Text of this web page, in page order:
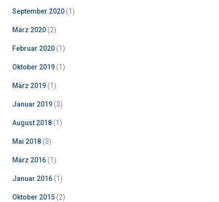
September 2020 (1)
März 2020 (2)
Februar 2020 (1)
Oktober 2019 (1)
März 2019 (1)
Januar 2019 (3)
August 2018 (1)
Mai 2018 (3)
März 2016 (1)
Januar 2016 (1)
Oktober 2015 (2)